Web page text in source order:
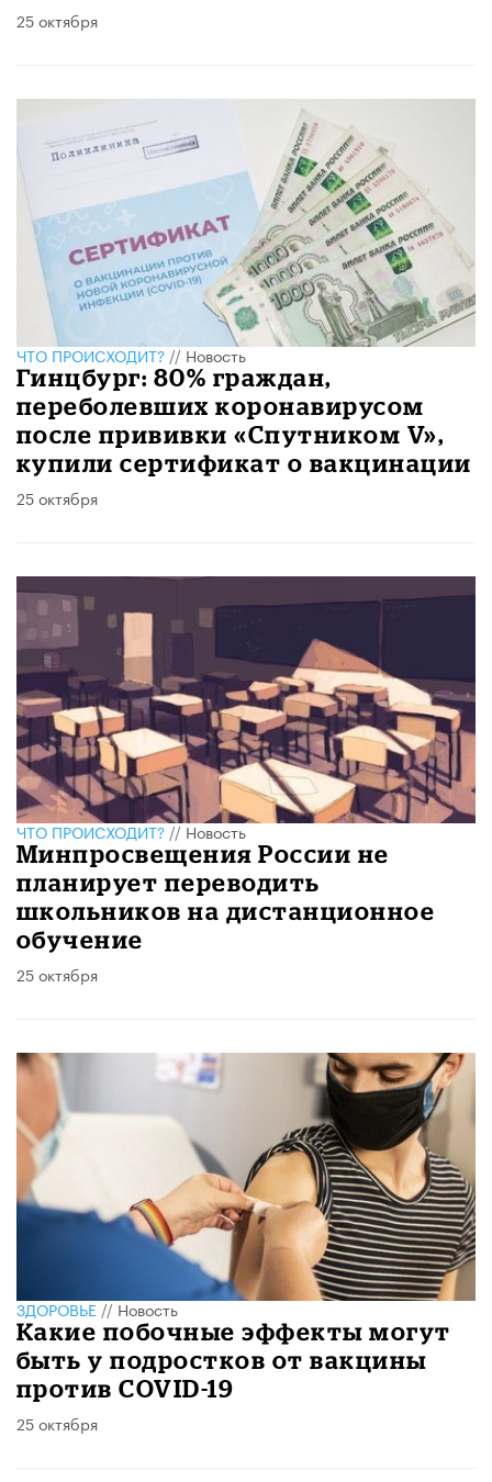
25 октября
ЧТО ПРОИСХОДИТ?//Новость
Гинцбург: 80% граждан,
переболевших коронавирусом
после прививки «Спутником V»,
купили сертификат о вакцинации
25 октября
ЧТО ПРОИСХОДИТ?//Новость
Минпросвещения России не
планирует переводить
школьников на дистанционное
обучение
25 октября
ЗДОРОВЬЕ//Новость
Какие побочные эффекты могут
быть у подростков от вакцины
против COVID-19
25 октября